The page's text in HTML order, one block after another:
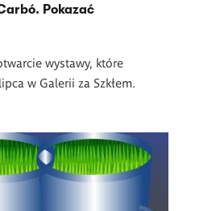
Pokazać
wystawy, które
w Galerii za Szkłem.